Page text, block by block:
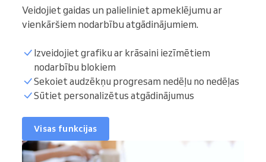
Veidojiet gaidas un palieliniet apmeklējumu ar
vienkāršiem nodarbību atgādinājumiem.
Izveidojiet grafiku ar krāsaini iezīmētiem
nodarbību blokiem
Sekoiet audzēkņu progresam nedēļu no nedēļas
Sūtiet personalizētus atgādinājumus
Visas funkcijas